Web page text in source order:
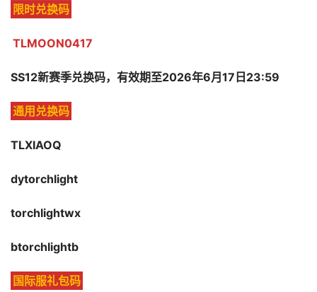
限时兑换码
TLMOON0417
SS12新赛季兑换码，有效期至2026年6月17日23:59
通用兑换码
TLXIAOQ
dytorchlight
torchlightwx
btorchlightb
国际服礼包码